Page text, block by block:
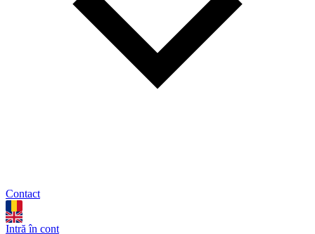
Contact
Intră în cont